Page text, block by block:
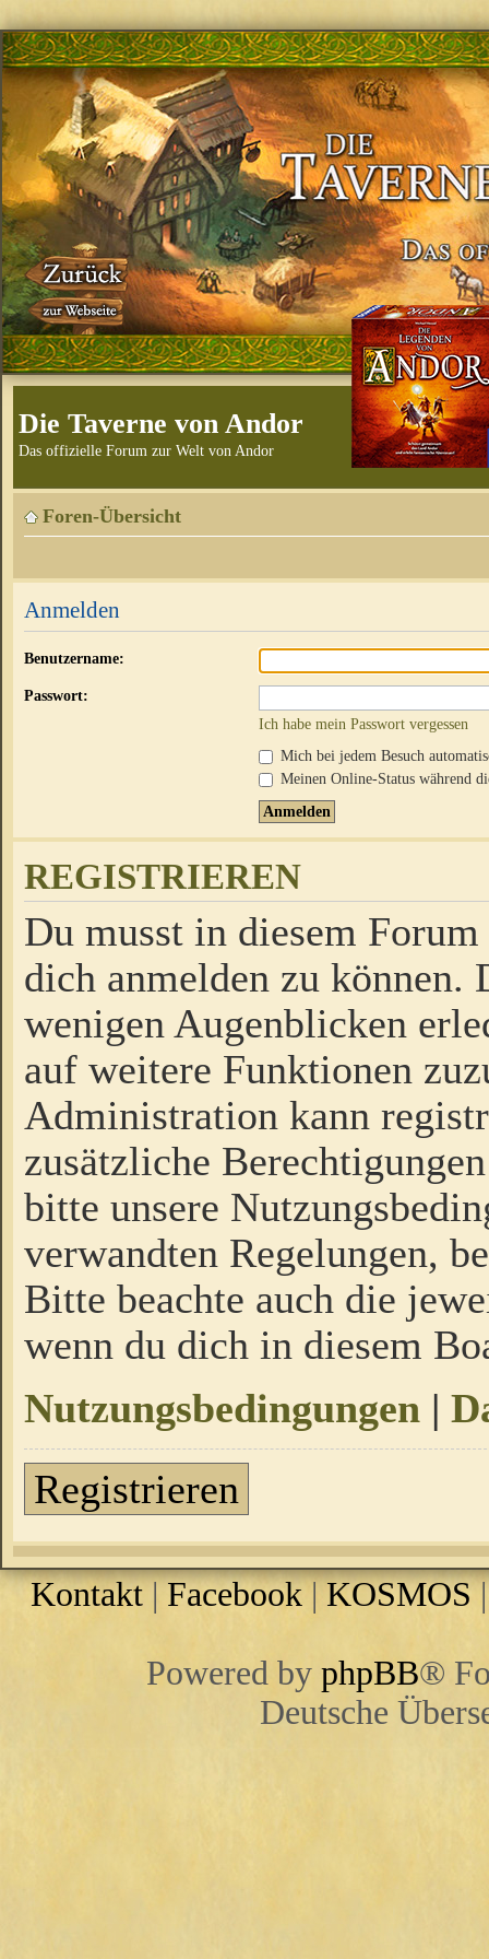
Die Taverne von Andor
Das offizielle Forum zur Welt von Andor
Foren-Übersicht
Anmelden
Benutzername:
Passwort:
Ich habe mein Passwort vergessen
Mich bei jedem Besuch
Meinen Online-Status während
REGISTRIEREN
Du musst in diesem
dich anmelden zu
wenigen Augenblicken
auf weitere Funktionen
Administration kann
zusätzliche
bitte unsere
verwandten Regelungen,
Bitte beachte auch die
wenn du dich in diesem
Nutzungsbedingungen |
Registrieren
Kontakt | Facebook |KOSMOS
Powered by phpBB®
Deutsche